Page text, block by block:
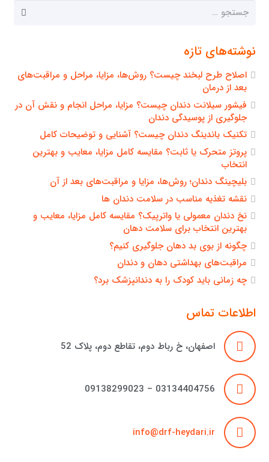
جستجو
نوشته‌های تازه
اصلاح طرح لبخند چیست؟ روش‌ها، مزایا، مراحل و مراقبت‌های
بعد از درمان
فیشور سیلانت دندان چیست؟ مزایا، مراحل انجام و نقش آن در
جلوگیری از پوسیدگی دندان
تکنیک باندینگ دندان چیست؟ آشنایی و توضیحات کامل
پروتز متحرک یا ثابت؟ مقایسه کامل مزایا، معایب و بهترین
انتخاب
بلیچینگ دندان؛ روش‌ها، مزایا و مراقبت‌های بعد از آن
نقشه تغذیه مناسب در سلامت دندان ها
نخ دندان معمولی یا واترپیک؟ مقایسه کامل مزایا، معایب و
بهترین انتخاب برای سلامت دهان
چگونه از بوی بد دهان جلوگیری کنیم؟
مراقبت‌های بهداشتی دهان و دندان
چه زمانی باید کودک را به دندانپزشک برد؟
اطلاعات تماس
اصفهان، خ رباط دوم، تقاطع دوم، پلاک 52
03134404756 – 09138299023
info@drf-heydari.ir